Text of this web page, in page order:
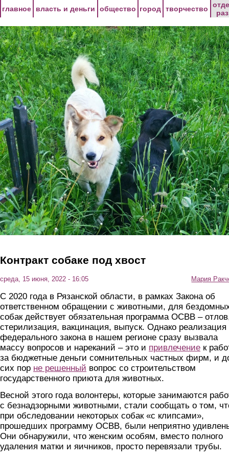
главное власть и деньги общество город творчество
Контракт собаке под хвост
среда, 15 июня, 2022 - 16:05 Мария
С 2020 года в Рязанской области, в рамках Закона об
ответственном обращении с животными, для
собак действует обязательная программа ОСВВ –
стерилизация, вакцинация, выпуск. Однако реализация
федерального закона в нашем регионе сразу вызвала
массу вопросов и нареканий – это и привлечение к
за бюджетные деньги сомнительных частных фирм, и
сих пор не решенный вопрос со строительством
государственного приюта для животных.
Весной этого года волонтеры, которые занимаются
с безнадзорными животными, стали сообщать о том,
при обследовании некоторых собак «с клипсами»,
прошедших программу ОСВВ, были неприятно
Они обнаружили, что женским особям, вместо полного
удаления матки и яичников, просто перевязали трубы.